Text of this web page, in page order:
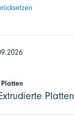
Platten